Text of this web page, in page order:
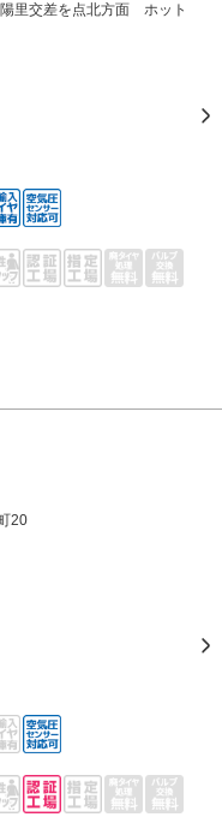
里交差を点北方面 ホット
20